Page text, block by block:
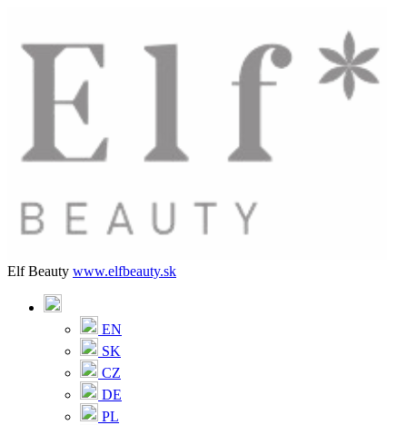
Elf Beauty www.elfbeauty.sk
EN
SK
CZ
DE
PL